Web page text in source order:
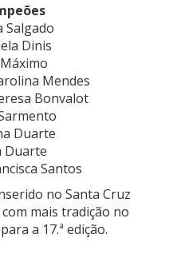
Salgado
Dinis
Mendes
Bonvalot
Duarte
Duarte
Santos
no Santa Cruz
mais tradição no
a 17.ª edição.